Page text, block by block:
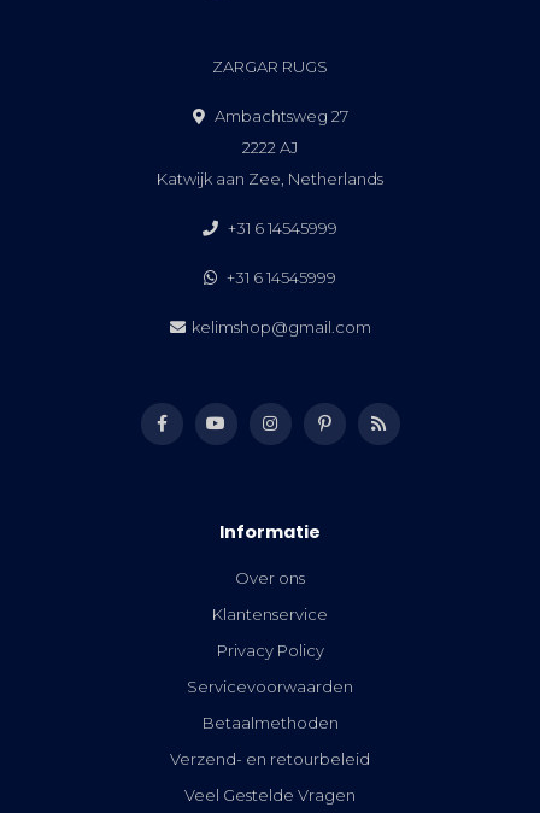
ZARGAR RUGS
Ambachtsweg 27
2222 AJ
Katwijk aan Zee, Netherlands
+31 6 14545999
+31 6 14545999
kelimshop@gmail.com
Informatie
Over ons
Klantenservice
Privacy Policy
Servicevoorwaarden
Betaalmethoden
Verzend- en retourbeleid
Veel Gestelde Vragen